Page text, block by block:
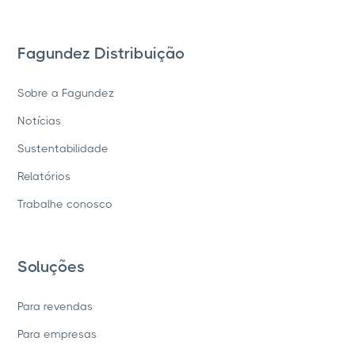
Fagundez Distribuição
Sobre a Fagundez
Notícias
Sustentabilidade
Relatórios
Trabalhe conosco
Soluções
Para revendas
Para empresas